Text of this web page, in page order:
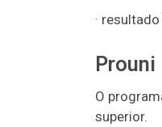
·
Prouni
O
superior.